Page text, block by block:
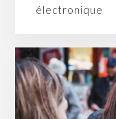
électronique